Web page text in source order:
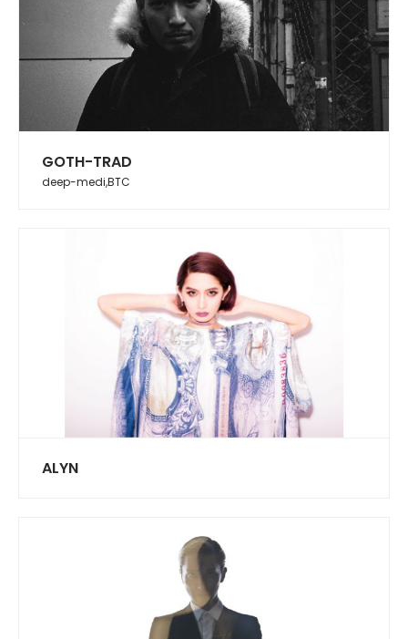
GOTH-TRAD
deep-medi,BTC
ALYN